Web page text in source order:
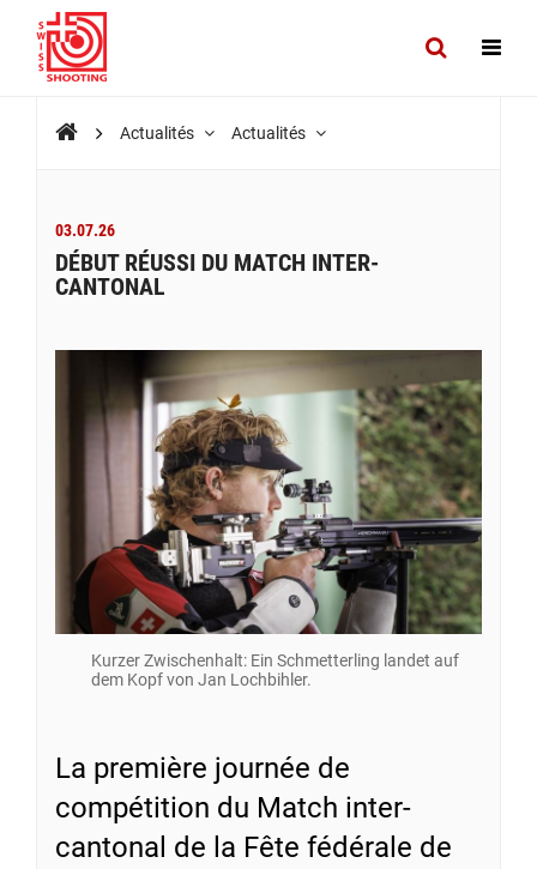
Actualités Actualités
03.07.26
DÉBUT RÉUSSI DU MATCH INTER-
CANTONAL
Kurzer Zwischenhalt: Ein Schmetterling landet auf
dem Kopf von Jan Lochbihler.
La première journée de
compétition du Match inter-
cantonal de la Fête fédérale de